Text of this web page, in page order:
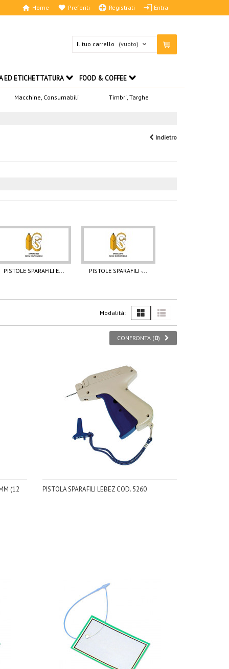
Registrati Entra
Preferiti
Home
Il tuo carrello (vuoto)
Macchine, Consumabili Timbri, Targhe
ED ETICHETTATURA FOOD & COFFEE
Indietro
PISTOLE SPARAFILI E... PISTOLE SPARAFILI -...
Modalità:
CONFRONTA (0)
(12
PISTOLA SPARAFILI LEBEZ COD. 5260